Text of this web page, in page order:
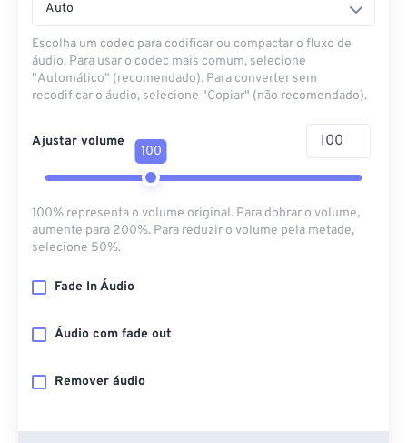
Auto
Escolha um codec para codificar ou compactar o fluxo de
áudio. Para usar o codec mais comum, selecione
"Automático" (recomendado). Para converter sem
recodificar o áudio, selecione "Copiar" (não recomendado).
Ajustar volume
100
100% representa o volume original. Para dobrar o volume,
aumente para 200%. Para reduzir o volume pela metade,
selecione 50%.
Fade In Áudio
Áudio com fade out
Remover áudio